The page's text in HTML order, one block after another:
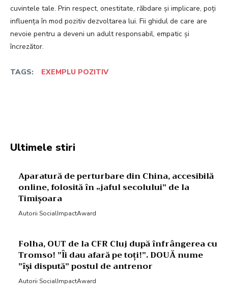
cuvintele tale. Prin respect, onestitate, răbdare și implicare, poți
influența în mod pozitiv dezvoltarea lui. Fii ghidul de care are
nevoie pentru a deveni un adult responsabil, empatic și
încrezător.
TAGS: EXEMPLU POZITIV
Ultimele stiri
Aparatură de perturbare din China, accesibilă
online, folosită în „jaful secolului” de la
Timișoara
Autorii SocialImpactAward
Folha, OUT de la CFR Cluj după înfrângerea cu
Tromso! ”Îi dau afară pe toți!”. DOUĂ nume
”își dispută” postul de antrenor
Autorii SocialImpactAward